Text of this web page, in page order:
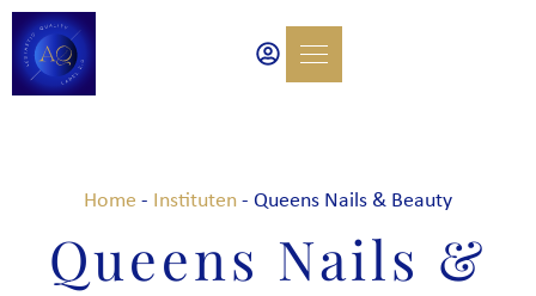
Home - Instituten- Queens Nails & Beauty
Queens Nails &